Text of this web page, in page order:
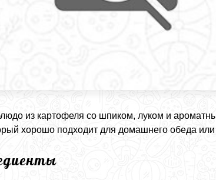
из картофеля со шпиком, луком и
хорошо подходит для домашнего обеда